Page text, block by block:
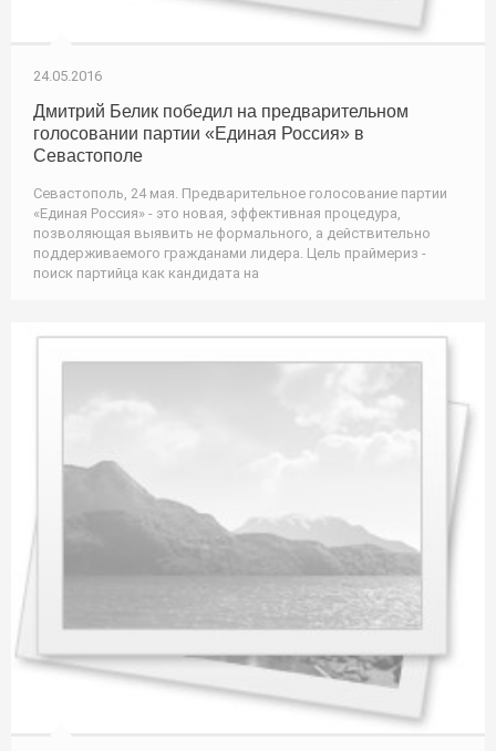
24.05.2016
Дмитрий Белик победил на предварительном
голосовании партии «Единая Россия» в
Севастополе
Севастополь, 24 мая. Предварительное голосование партии
«Единая Россия» - это новая, эффективная процедура,
позволяющая выявить не формального, а действительно
поддерживаемого гражданами лидера. Цель праймериз -
поиск партийца как кандидата на